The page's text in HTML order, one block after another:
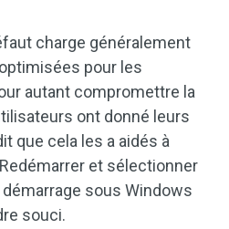
charge généralement
pour les
autant compromettre la
ont donné leurs
que cela les a aidés à
et sélectionner
sous Windows
souci.